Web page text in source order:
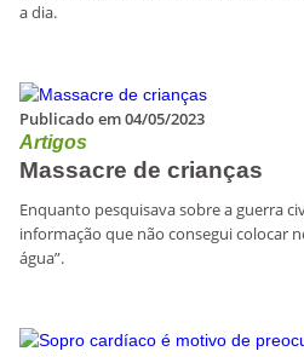
a dia.
Publicado em 04/05/2023
Artigos
Massacre de crianças
Enquanto pesquisava sobre a guerra
informação que não consegui colocar
água”.